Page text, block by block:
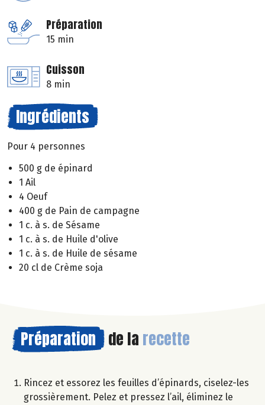
Préparation
15 min
Cuisson
8 min
Ingrédients
Pour 4 personnes
500 g de épinard
1 Ail
4 Oeuf
400 g de Pain de campagne
1 c. à s. de Sésame
1 c. à s. de Huile d'olive
1 c. à s. de Huile de sésame
20 cl de Crème soja
Préparation de la recette
Rincez et essorez les feuilles d’épinards, ciselez-les
grossièrement. Pelez et pressez l’ail, éliminez le